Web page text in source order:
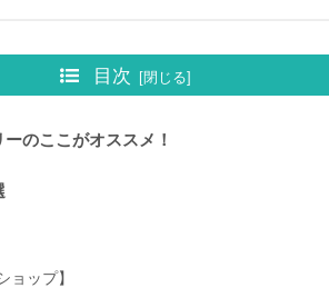
目次
のここがオススメ！
ョップ】